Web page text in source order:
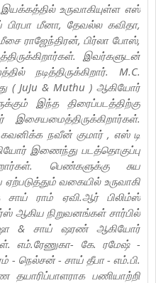
உருவாகியுள்ள எஸ்
மீனா, தேவல்ல கவிதா,
ராஜேந்திரன், பிர்லா போஸ்,
இவர்களுடன்
நடித்திருக்கிறார். M.C.
( JuJu & Muthu ) ஆகியோர்
இந்த திரைப்படத்திற்கு
நவீன் குமார் , எஸ் டி
இணைந்து படத்தொகுப்பு
பெண்களுக்கு சுய
ஏற்படுத்தும் வகையில் உருவாகி
சாய் ராம் ஏவி.ஆர் பிலிம்ஸ்
ஆகிய நிறுவனங்கள் சார்பில்
& சாய் ஷரண் ஆகியோர்
எம்.ரேணுகா- கே. ரமேஷ் -
- நெல்சன் - சாய் தீபா - எம்.பி.
பணியாற்றி